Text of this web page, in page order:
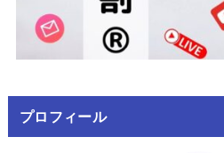
プロフィール